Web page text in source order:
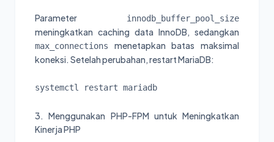
Parameter innodb_buffer_pool_size
meningkatkan caching data InnoDB, sedangkan
max_connections
menetapkan batas maksimal
koneksi. Setelah perubahan, restart MariaDB:
systemctl restart mariadb
3. Menggunakan PHP-FPM untuk Meningkatkan
Kinerja PHP